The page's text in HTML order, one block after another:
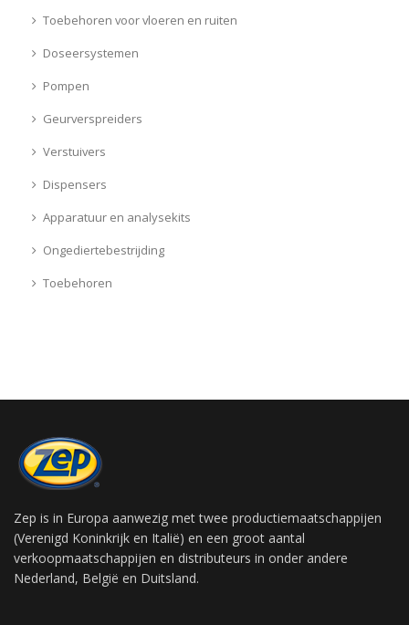
Toebehoren voor vloeren en ruiten
Doseersystemen
Pompen
Geurverspreiders
Verstuivers
Dispensers
Apparatuur en analysekits
Ongediertebestrijding
Toebehoren
Zep is in Europa aanwezig met twee productiemaatschappijen
(Verenigd Koninkrijk en Italië) en een groot aantal
verkoopmaatschappijen en distributeurs in onder andere
Nederland, België en Duitsland.